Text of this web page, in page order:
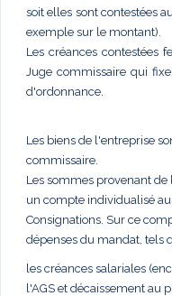
soit elles sont contestées
exemple sur le montant).
Les créances contestées
Juge commissaire qui
d'ordonnance.
Les biens de l'entreprise
commissaire.
Les sommes provenant de
un compte individualisé
Consignations. Sur ce
dépenses du mandat, tels
les créances salariales
l'AGS et décaissement au